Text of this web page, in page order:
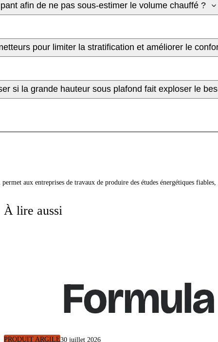
afin de ne pas sous-estimer le volume chauffé ?
pour limiter la stratification et améliorer le
si la grande hauteur sous plafond fait exploser le
aux entreprises de travaux de produire des études énergétiques
À lire aussi
PRODUIT ARGILE30 juillet 2026